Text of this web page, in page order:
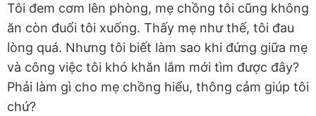
Tôi đem cơm lên phòng, mẹ chồng tôi cũng không
ăn còn đuổi tôi xuống. Thấy mẹ như thế, tôi đau
lòng quá. Nhưng tôi biết làm sao khi đứng giữa mẹ
và công việc tôi khó khăn lắm mới tìm được đây?
Phải làm gì cho mẹ chồng hiểu, thông cảm giúp tôi
chứ?